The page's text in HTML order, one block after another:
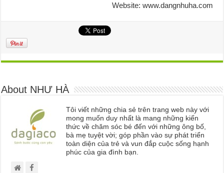
Website: www.dangnhuha.com
About NHƯ HÀ
Tôi viết những chia sẻ trên trang web này với
mong muốn duy nhất là mang những kiến
thức về chăm sóc bé đến với những ông bố,
bà mẹ tuyệt vời; góp phần vào sự phát triển
toàn diện của trẻ và vun đắp cuộc sống hạnh
phúc của gia đình bạn.